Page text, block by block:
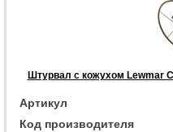
Штурвал с кожухом Lewmar
Артикул
Код производителя